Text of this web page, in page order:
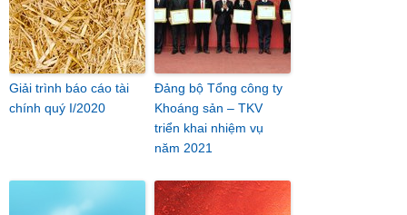
Giải trình báo cáo tài
chính quý I/2020
Đảng bộ Tổng công ty
Khoáng sản – TKV
triển khai nhiệm vụ
năm 2021